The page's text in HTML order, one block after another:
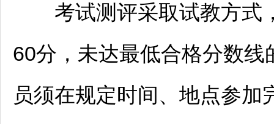
考试测评采取试教方式
60分，未达最低合格分数
员须在规定时间、地点参